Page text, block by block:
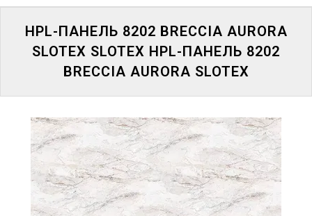
ПАНЕЛИ
КІРІҢІЗ
ПАРОЛЬДІ
ҰМЫТТЫҢЫЗ
HPL-ПАНЕЛЬ 8202 BRECCIA AURORA
SLOTEX SLOTEX HPL-ПАНЕЛЬ 8202
BRECCIA AURORA SLOTEX